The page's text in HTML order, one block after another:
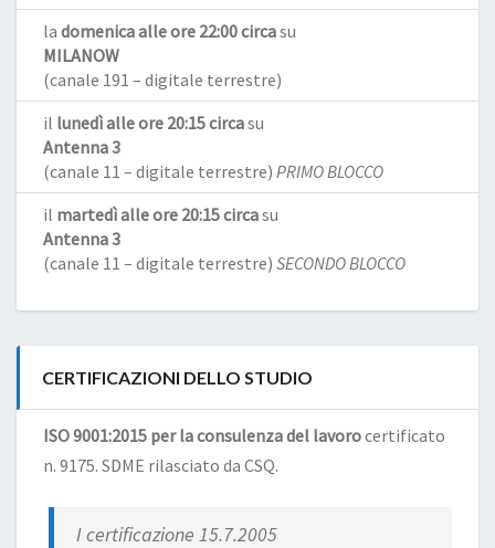
la domenica alle ore 22:00 circasu
MILANOW
(canale 191 – digitale terrestre)
il lunedì alle ore 20:15 circasu
Antenna 3
(canale 11 – digitale terrestre) PRIMO BLOCCO
il martedì alle ore 20:15 circasu
Antenna 3
(canale 11 – digitale terrestre) SECONDO BLOCCO
CERTIFICAZIONI DELLO STUDIO
ISO 9001:2015 per la consulenza del lavorocertificato
n. 9175. SDME rilasciato da CSQ.
I certificazione 15.7.2005